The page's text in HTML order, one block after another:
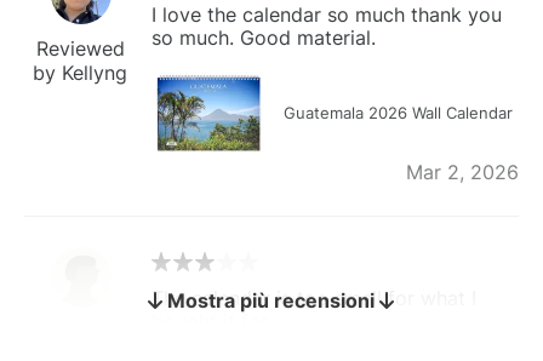
Reviewed
by Kellyng
I love the calendar so much thank you
so much. Good material.
Guatemala 2026 Wall Calendar
Mar 2, 2026
by charles
The calendar is too small for what I
bought it for
Mostra più recensioni